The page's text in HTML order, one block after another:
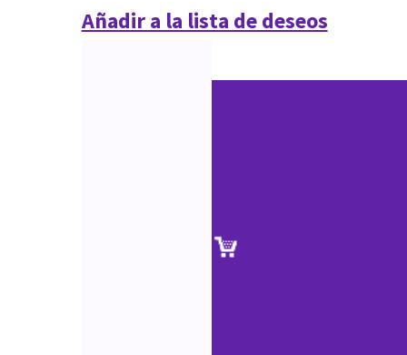
Añadir a la lista de deseos